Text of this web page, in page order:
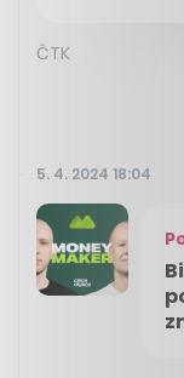
ČTK
5. 4. 2024 18:04